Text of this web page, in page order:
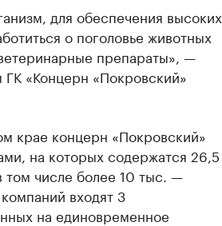
для обеспечения высоких
о поголовье животных
препараты», —
«Концерн «Покровский»
крае концерн «Покровский»
на которых содержатся 26,5
том числе более 10 тыс. —
входят 3
на единовременное